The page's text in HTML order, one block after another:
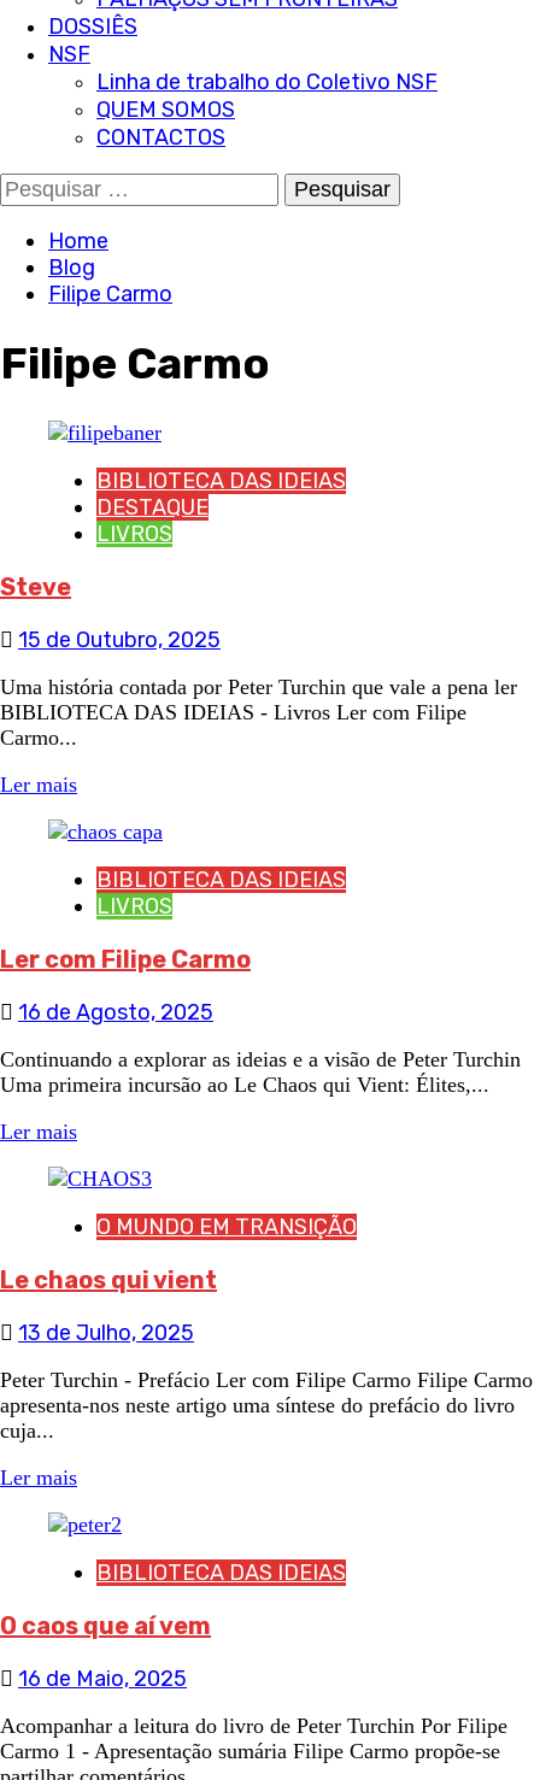
DOSSIÊS
NSF
Linha de trabalho do Coletivo NSF
QUEM SOMOS
CONTACTOS
Pesquisar
por:
Home
Blog
Filipe Carmo
Filipe Carmo
BIBLIOTECA DAS IDEIAS
DESTAQUE
LIVROS
Steve
15 de Outubro, 2025
Uma história contada por Peter Turchin que vale a pena ler
BIBLIOTECA DAS IDEIAS - Livros Ler com Filipe
Carmo...
Ler mais
BIBLIOTECA DAS IDEIAS
LIVROS
Ler com Filipe Carmo
16 de Agosto, 2025
Continuando a explorar as ideias e a visão de Peter Turchin
Uma primeira incursão ao Le Chaos qui Vient: Élites,...
Ler mais
O MUNDO EM TRANSIÇÃO
Le chaos qui vient
13 de Julho, 2025
Peter Turchin - Prefácio Ler com Filipe Carmo Filipe Carmo
apresenta-nos neste artigo uma síntese do prefácio do livro
cuja...
Ler mais
BIBLIOTECA DAS IDEIAS
O caos que aí vem
16 de Maio, 2025
Acompanhar a leitura do livro de Peter Turchin Por Filipe
Carmo 1 - Apresentação sumária Filipe Carmo propõe-se